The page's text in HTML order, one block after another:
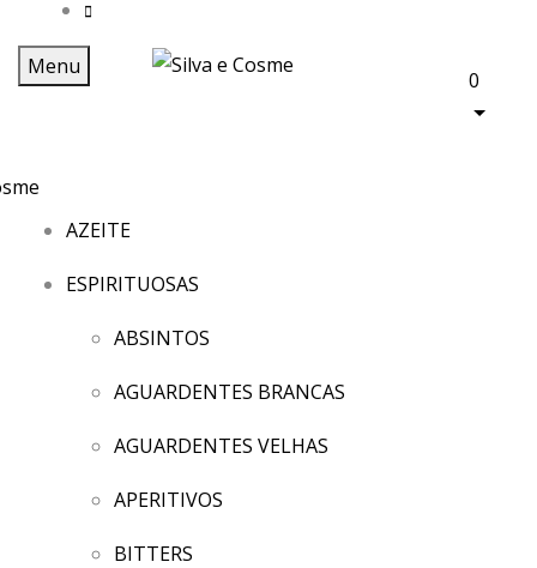
Menu
0
AZEITE
ESPIRITUOSAS
ABSINTOS
AGUARDENTES BRANCAS
AGUARDENTES VELHAS
APERITIVOS
BITTERS